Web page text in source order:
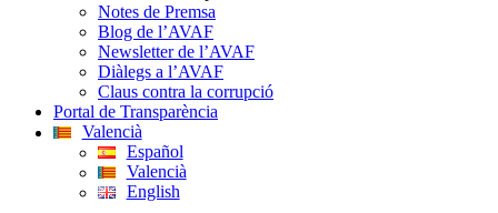
Notes de Premsa
Blog de l’AVAF
Newsletter de l’AVAF
Diàlegs a l’AVAF
Claus contra la corrupció
Portal de Transparència
Valencià
Español
Valencià
English